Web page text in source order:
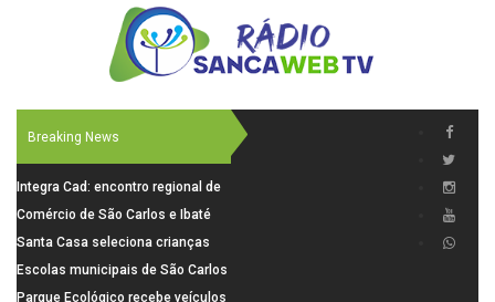
Breaking News
Integra Cad: encontro regional de
segurança púbica será realizado
dia 10 de agosto em São Carlos
Comércio de São Carlos e Ibaté
terá horário especial para o dia
dos Pais
Santa Casa seleciona crianças
para pesquisa sobre dor de
crescimento
Escolas municipais de São Carlos
superam média Nacional do IDEB
Parque Ecológico recebe veículos